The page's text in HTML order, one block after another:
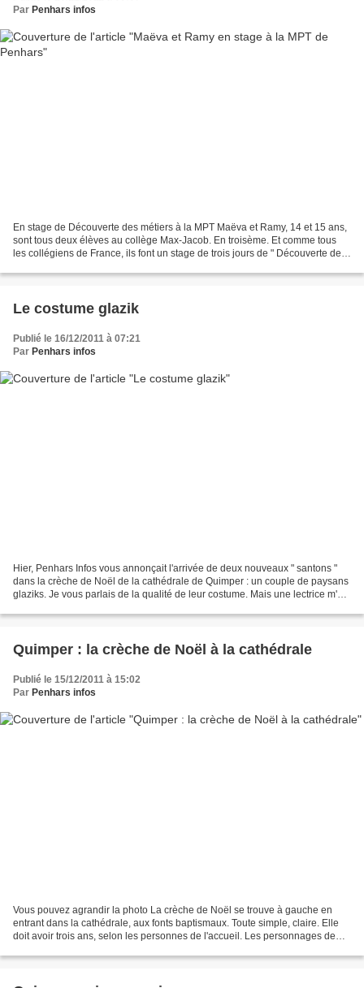
Par Penhars infos
En stage de Découverte des métiers à la MPT Maëva et Ramy, 14 et 15 ans,
sont tous deux élèves au collège Max-Jacob. En troisème. Et comme tous
les collégiens de France, ils font un stage de trois jours de " Découverte des
Le costume glazik
Publié le 16/12/2011 à 07:21
Par Penhars infos
Hier, Penhars Infos vous annonçait l'arrivée de deux nouveaux " santons "
dans la crèche de Noël de la cathédrale de Quimper : un couple de paysans
glaziks. Je vous parlais de la qualité de leur costume. Mais une lectrice m'a
Quimper : la crèche de Noël à la cathédrale
Publié le 15/12/2011 à 15:02
Par Penhars infos
Vous pouvez agrandir la photo La crèche de Noël se trouve à gauche en
entrant dans la cathédrale, aux fonts baptismaux. Toute simple, claire. Elle
doit avoir trois ans, selon les personnes de l'accueil. Les personnages de